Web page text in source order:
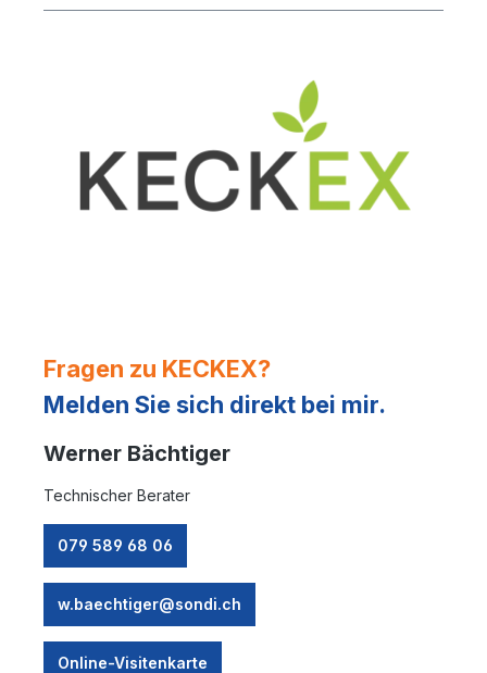
Fragen zu KECKEX?
Melden Sie sich direkt bei mir.
Werner Bächtiger
Technischer Berater
079 589 68 06
w.baechtiger@sondi.ch
Online-Visitenkarte